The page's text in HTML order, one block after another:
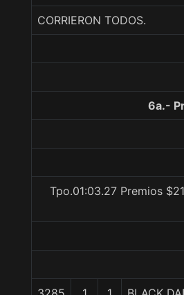
CORRIERON TODOS.
6a.-
Tpo.01:03.27 Premios